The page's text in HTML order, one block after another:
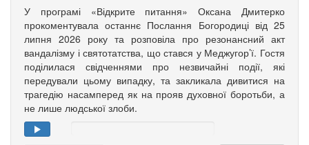
У програмі «Відкрите питання» Оксана Дмитерко
прокоментувала останнє Послання Богородиці від 25
липня 2026 року та розповіла про резонансний акт
вандалізму і святотатства, що стався у Меджугор’ї. Гостя
поділилася свідченнями про незвичайні події, які
передували цьому випадку, та закликала дивитися на
трагедію насамперед як на прояв духовної боротьби, а
не лише людської злоби.